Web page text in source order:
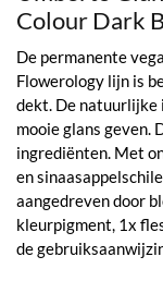
Colour Dark
De permanente
Flowerology lijn is
dekt. De natuurlijke
mooie glans geven.
ingrediënten. Met
en
aangedreven door
kleurpigment, 1x
de